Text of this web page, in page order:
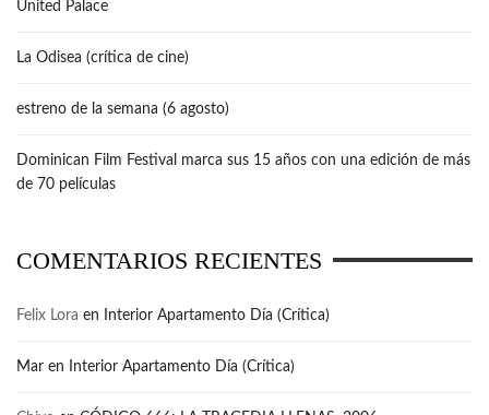
United Palace
La Odisea (crítica de cine)
estreno de la semana (6 agosto)
Dominican Film Festival marca sus 15 años con una edición de más
de 70 películas
COMENTARIOS RECIENTES
Felix Lora en Interior Apartamento Día (Crítica)
Mar en Interior Apartamento Día (Crítica)